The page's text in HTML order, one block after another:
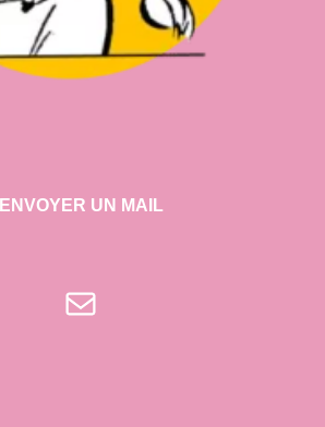
ENVOYER UN MAIL
E-mail